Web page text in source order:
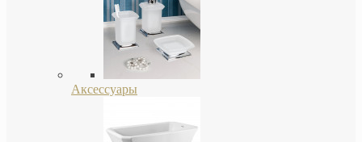
Аксессуары